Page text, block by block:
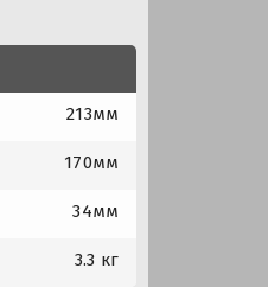
213мм
170мм
34мм
3.3 кг